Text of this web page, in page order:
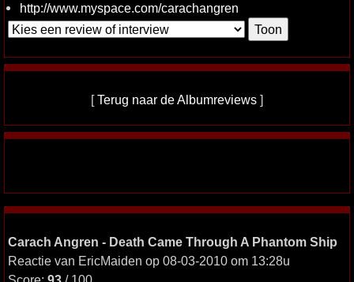
http://www.myspace.com/carachangren
[Terug naar de Albumreviews ]
Carach Angren - Death Came Through A Phantom Ship
Reactie van EricMaiden op 08-03-2010 om 13:28u